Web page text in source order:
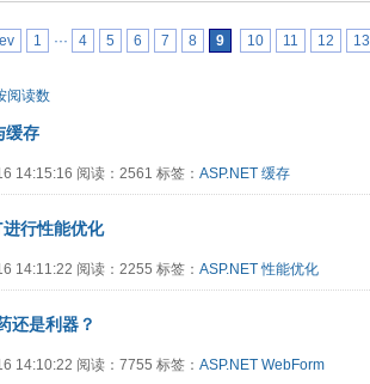
1 ··· 4 5 6 7 8 9 10 11 12 13
阅读数
缓存
14:15:16 阅读：2561 标签： ASP.NET 缓存
行性能优化
14:11:22 阅读：2255 标签： ASP.NET 性能优化
还是利器？
14:10:22 阅读：7755 标签： ASP.NET WebForm